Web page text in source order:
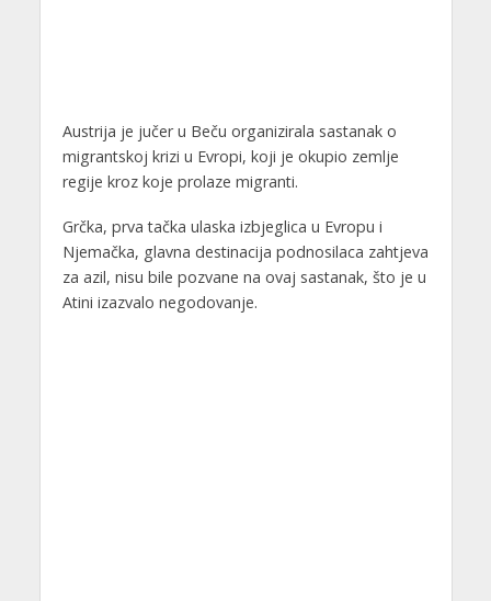
Austrija je jučer u Beču organizirala sastanak o
migrantskoj krizi u Evropi, koji je okupio zemlje
regije kroz koje prolaze migranti.
Grčka, prva tačka ulaska izbjeglica u Evropu i
Njemačka, glavna destinacija podnosilaca zahtjeva
za azil, nisu bile pozvane na ovaj sastanak, što je u
Atini izazvalo negodovanje.